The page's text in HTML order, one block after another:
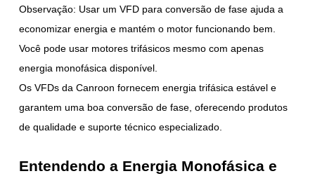
Observação: Usar um VFD para conversão de fase ajuda a
economizar energia e mantém o motor funcionando bem.
Você pode usar motores trifásicos mesmo com apenas
energia monofásica disponível.
Os VFDs da Canroon fornecem energia trifásica estável e
garantem uma boa conversão de fase, oferecendo produtos
de qualidade e suporte técnico especializado.
Entendendo a Energia Monofásica e